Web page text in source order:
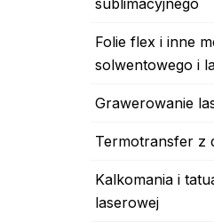
Folie flex i inne
solwentowego i
Grawerowanie
Termotransfer z
Kalkomania i
laserowej